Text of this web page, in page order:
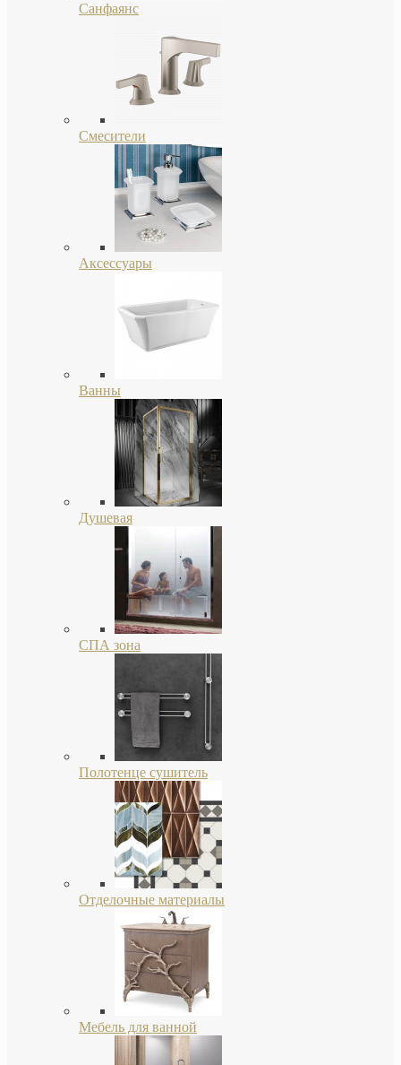
Санфаянс
Смесители
Аксессуары
Ванны
Душевая
СПА зона
Полотенце сушитель
Отделочные материалы
Мебель для ванной